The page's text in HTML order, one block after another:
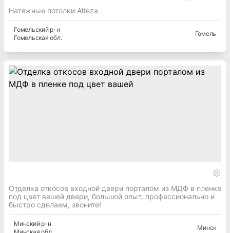
Натяжные потолки Alteza
Гомельскийр-н
Гомельская обл.
Гомель
Отделка откосов входной двери порталом из МДФ в пленке
под цвет вашей двери, большой опыт, профессионально и
быстро сделаем, звоните!
Минскийр-н
Минск